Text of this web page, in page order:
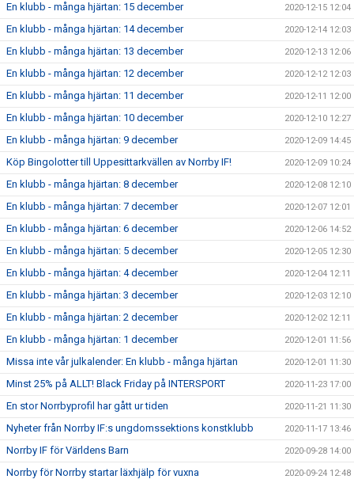
En klubb - många hjärtan: 15 december 2020-12-15 12:04
En klubb - många hjärtan: 14 december 2020-12-14 12:03
En klubb - många hjärtan: 13 december 2020-12-13 12:06
En klubb - många hjärtan: 12 december 2020-12-12 12:03
En klubb - många hjärtan: 11 december 2020-12-11 12:00
En klubb - många hjärtan: 10 december 2020-12-10 12:27
En klubb - många hjärtan: 9 december 2020-12-09 14:45
Köp Bingolotter till Uppesittarkvällen av Norrby IF! 2020-12-09 10:24
En klubb - många hjärtan: 8 december 2020-12-08 12:10
En klubb - många hjärtan: 7 december 2020-12-07 12:01
En klubb - många hjärtan: 6 december 2020-12-06 14:52
En klubb - många hjärtan: 5 december 2020-12-05 12:30
En klubb - många hjärtan: 4 december 2020-12-04 12:11
En klubb - många hjärtan: 3 december 2020-12-03 12:10
En klubb - många hjärtan: 2 december 2020-12-02 12:11
En klubb - många hjärtan: 1 december 2020-12-01 11:56
Missa inte vår julkalender: En klubb - många hjärtan 2020-12-01 11:30
Minst 25% på ALLT! Black Friday på INTERSPORT 2020-11-23 17:00
En stor Norrbyprofil har gått ur tiden 2020-11-21 11:30
Nyheter från Norrby IF:s ungdomssektions konstklubb 2020-11-17 13:46
Norrby IF för Världens Barn 2020-09-28 14:00
Norrby för Norrby startar läxhjälp för vuxna 2020-09-24 12:48